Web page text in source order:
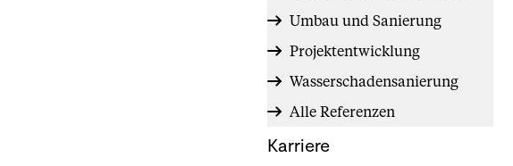
Umbau und Sanierung
Projektentwicklung
Wasserschadensanierung
Alle Referenzen
Karriere